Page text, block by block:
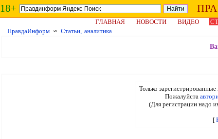
18+
ГЛАВНАЯ НОВОСТИ ВИДЕО
ПравдаИнформ ≈ Статьи, аналитика
Только
Пожалуйста
(Для регистрации надо
[